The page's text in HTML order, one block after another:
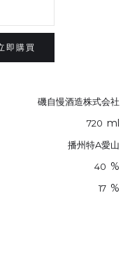
即購買
磯自慢酒造株式会社
720 ml
播州特A愛山
40 %
17 %